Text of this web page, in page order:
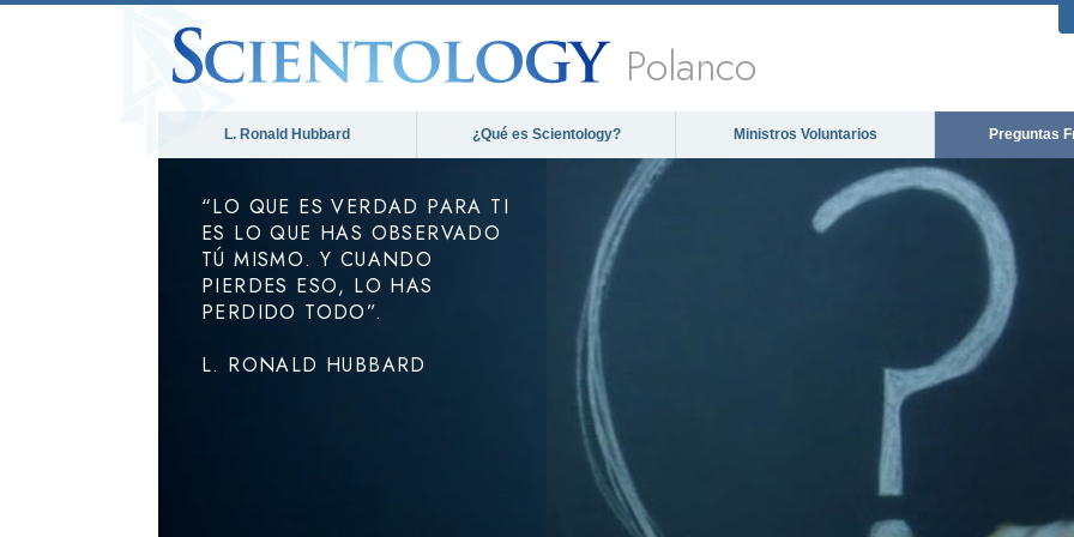
Polanco
L. Ronald Hubbard ¿Qué es Scientology? Ministros Voluntarios Preguntas
“LO QUE ES VERDAD PARA TI
ES LO QUE HAS OBSERVADO
TÚ MISMO. Y CUANDO
PIERDES ESO, LO HAS
PERDIDO TODO”.
L. RONALD HUBBARD